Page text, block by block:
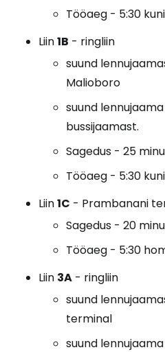
Tööaeg - 5:30 kuni
Liin1B - ringliin
suund
Malioboro
suund
bussijaamast.
Sagedus - 25
Tööaeg - 5:30 kuni
Liin1C - Prambanani
Sagedus - 20
Tööaeg - 5:30
Liin 3A - ringliin
suund
terminal
suund